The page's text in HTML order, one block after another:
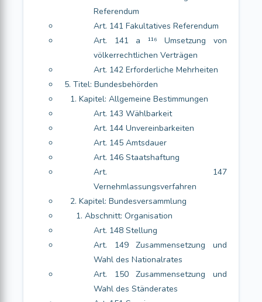
Referendum
Art. 141 Fakultatives Referendum
Art. 141 a ¹¹⁶ Umsetzung von
völkerrechtlichen Verträgen
Art. 142 Erforderliche Mehrheiten
5. Titel: Bundesbehörden
1. Kapitel: Allgemeine Bestimmungen
Art. 143 Wählbarkeit
Art. 144 Unvereinbarkeiten
Art. 145 Amtsdauer
Art. 146 Staatshaftung
Art. 147
Vernehmlassungsverfahren
2. Kapitel: Bundesversammlung
1. Abschnitt: Organisation
Art. 148 Stellung
Art. 149 Zusammensetzung und
Wahl des Nationalrates
Art. 150 Zusammensetzung und
Wahl des Ständerates